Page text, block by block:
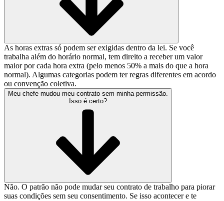
As horas extras só podem ser exigidas dentro da lei. Se você
trabalha além do horário normal, tem direito a receber um valor
maior por cada hora extra (pelo menos 50% a mais do que a hora
normal). Algumas categorias podem ter regras diferentes em acordo
ou convenção coletiva.
Meu chefe mudou meu contrato sem minha permissão.
Isso é certo?
Não. O patrão não pode mudar seu contrato de trabalho para piorar
suas condições sem seu consentimento. Se isso acontecer e te